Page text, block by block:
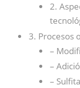
2.
3. Procesos
–
–
–